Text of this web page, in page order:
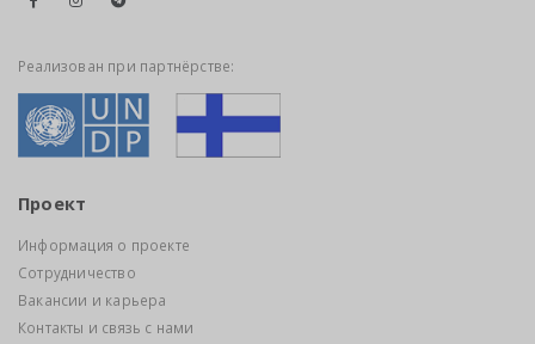
Реализован при партнёрстве:
Проект
Информация о проекте
Сотрудничество
Вакансии и карьера
Контакты и связь с нами